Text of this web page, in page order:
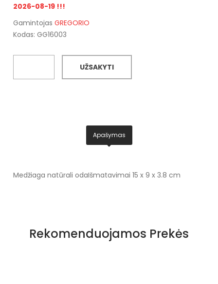
2026-08-19 !!!
Gamintojas GREGORIO
Kodas: GG16003
UŽSAKYTI
Apašymas
Medžiaga natūrali odaIšmatavimai 15 x 9 x 3.8 cm
Rekomenduojamos Prekės